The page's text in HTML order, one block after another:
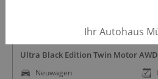
Ultra Black Edition Twin Motor AWD
Neuwagen
Ihr Autohaus